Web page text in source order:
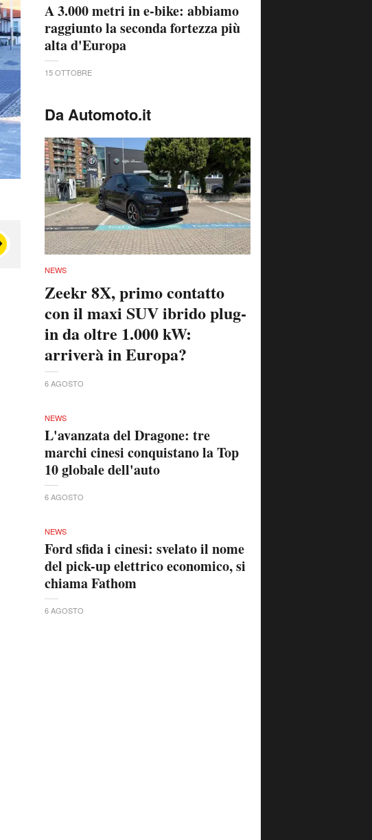
A 3.000 metri in e-bike: abbiamo
raggiunto la seconda fortezza più
alta d'Europa
15 OTTOBRE
Da Automoto.it
NEWS
Zeekr 8X, primo contatto
con il maxi SUV ibrido plug-
in da oltre 1.000 kW:
arriverà in Europa?
6 AGOSTO
NEWS
L'avanzata del Dragone: tre
marchi cinesi conquistano la Top
10 globale dell'auto
6 AGOSTO
NEWS
Ford sfida i cinesi: svelato il nome
del pick-up elettrico economico, si
chiama Fathom
6 AGOSTO